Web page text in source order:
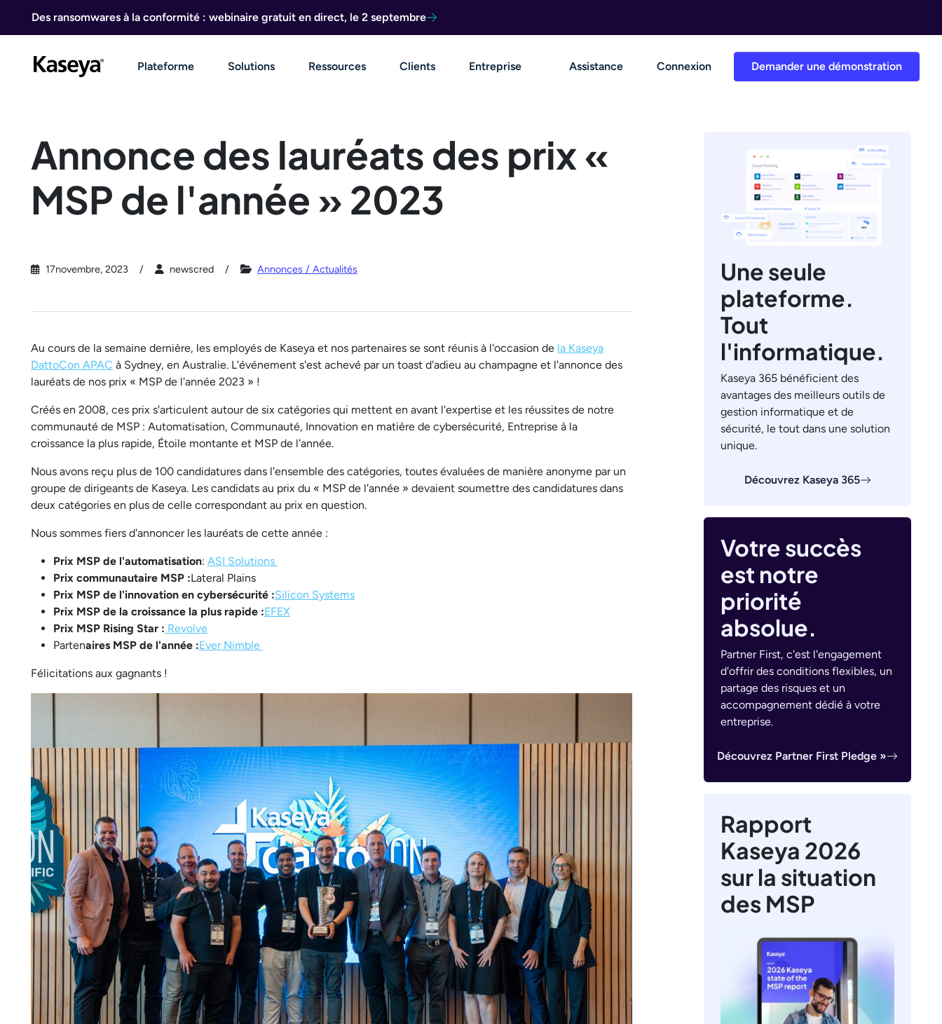
Des ransomwares à la conformité : webinaire gratuit en direct, le 2 septembre
Demander une démonstration
Plateforme Solutions Ressources Clients Entreprise Assistance Connexion
Annonce des lauréats des prix «
MSP de l'année » 2023
17novembre, 2023 newscred Annonces / Actualités
Au cours de la semaine dernière, les employés de Kaseya et nos partenaires se sont réunis à l'occasion de la Kaseya
DattoCon APAC à Sydney, en Australie. L'événement s'est achevé par un toast d'adieu au champagne et l'annonce des
lauréats de nos prix « MSP de l'année 2023 » !
Créés en 2008, ces prix s'articulent autour de six catégories qui mettent en avant l'expertise et les réussites de notre
communauté de MSP : Automatisation, Communauté, Innovation en matière de cybersécurité, Entreprise à la
croissance la plus rapide, Étoile montante et MSP de l'année.
Nous avons reçu plus de 100 candidatures dans l'ensemble des catégories, toutes évaluées de manière anonyme par un
groupe de dirigeants de Kaseya. Les candidats au prix du « MSP de l'année » devaient soumettre des candidatures dans
deux catégories en plus de celle correspondant au prix en question.
Nous sommes fiers d'annoncer les lauréats de cette année :
Prix MSP de l'automatisation: ASI Solutions
Prix communautaire MSP :Lateral Plains
Prix MSP de l'innovation en cybersécurité :Silicon Systems
Prix MSP de la croissance la plus rapide :EFEX
Prix MSP Rising Star : Revolve
Partenaires MSP de l'année :Ever Nimble
Félicitations aux gagnants !
Une seule
plateforme.
Tout
l'informatique.
Kaseya 365 bénéficient des
avantages des meilleurs outils de
gestion informatique et de
sécurité, le tout dans une solution
unique.
Découvrez Kaseya 365
Votre succès
est notre
priorité
absolue.
Partner First, c'est l'engagement
d'offrir des conditions flexibles, un
partage des risques et un
accompagnement dédié à votre
entreprise.
Découvrez Partner First Pledge »
Rapport
Kaseya 2026
sur la situation
des MSP